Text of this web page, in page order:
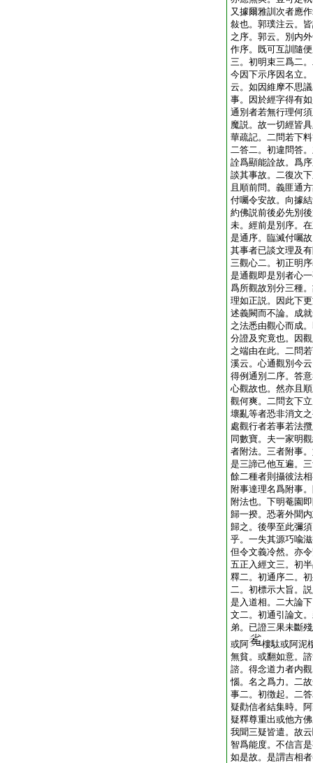
又據爾雅訓次者應
敍也。郭璞注云。
之序。郭云。別内
作序。既可互訓隨
三。初明束三爲二
今因下示序因名立
云。如因維摩不思
事。因於經字得有
通別者若無行理何
魔説。故一切經皆
華疏記。二問若下
二答二。初違問答
詮爲顯能詮故。爲
談其事故。二復次
且順前問。義匪通
付囑令安故。向據
約佛説前後必先別
未。經前是別序。
是通序。臨滅付囑
其事者已談文理及
三觀心二。初正明
是通觀即是別者心
爲所觀故別分三種
理如正説。因此下
述義闕而不論。成
之法悉由觀心而成
分證及究竟也。因
之端由在此。二問
溪云。心通觀別今
得例通別二序。答
心觀故也。然亦且
觀何爽。二問玄下
壞亂等者恐非消文
處觀行者若事若法
同數寶。夫一家明
者附法。三者附事
是三諦己他互遍。
餘二種者則攝彼法
附事達理名爲附事
附法也。下明菴園
歸一揆。恐著外聞
歸之。後學至此彌
乎。一失其源巧喩
但令文義冷然。亦
五正入經文三。初
釋二。初通序二。
二。初標示大旨。
是入道相。二大論
文二。初通引論文
弟。已證三果未斷
或阿
樓駄或阿泥
無貧。或翻如意。
諮。得念道力者内
惱。名之爲力。二
事二。初徴起。二
疑勸信者結集時。
疑釋尊重出或他方
我聞三疑皆遣。故
智爲能度。不信言
如是故。是謂吉相